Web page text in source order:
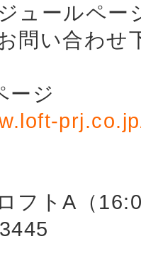
ュールペー
問い合わせ
ージ
フトA（